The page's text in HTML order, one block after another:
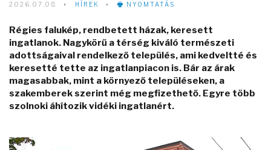
2026.07.08 HÍREK NYOMTATÁS
Régies falukép, rendbetett házak, keresett
ingatlanok. Nagykörű a térség kiváló természeti
adottságaival rendelkező település, ami kedveltté és
keresetté tette az ingatlanpiacon is. Bár az árak
magasabbak, mint a környező településeken, a
szakemberek szerint még megfizethető. Egyre több
szolnoki áhítozik vidéki ingatlanért.
Video